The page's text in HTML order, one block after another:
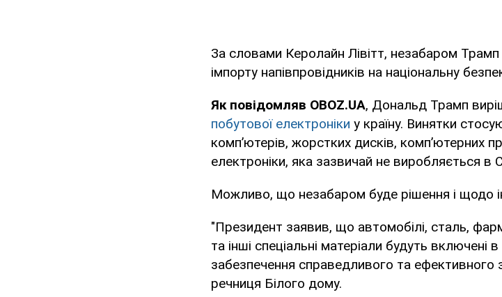
За словами Керолайн Лівітт, незабаром
імпорту напівпровідників на національну
Як повідомляв OBOZ.UA, Дональд Трамп
побутової електроніки у країну. Винятки
комп’ютерів, жорстких дисків, комп’ютерних
електроніки, яка зазвичай не виробляється в
Можливо, що незабаром буде рішення і щодо
"Президент заявив, що автомобілі, сталь,
та інші спеціальні матеріали будуть включені
забезпечення справедливого та ефективного
речниця Білого дому.